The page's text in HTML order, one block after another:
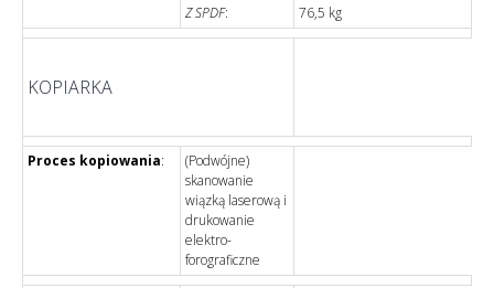
Z SPDF: 76,5 kg
KOPIARKA
Proces kopiowania:
(Podwójne)
skanowanie
wiązką laserową i
drukowanie
elektro-
forograficzne